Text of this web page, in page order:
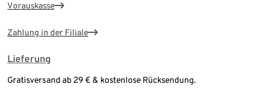
Vorauskasse
Zahlung in der Filiale
Lieferung
Gratisversand ab 29 € & kostenlose Rücksendung.